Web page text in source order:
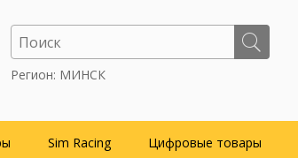
Регион: МИНСК
Sim Racing Цифровые товары